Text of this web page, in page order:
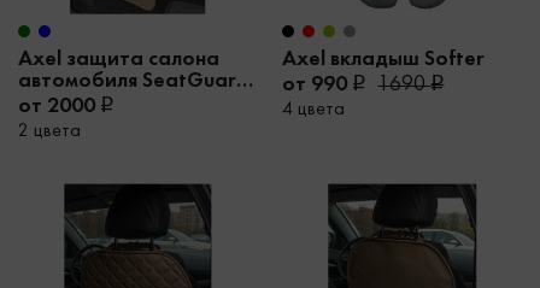
Axel защита салона
автомобиля SeatGuard
Simple
от 2000
2 цвета
Axel вкладыш Softer
от 990
1690
4 цвета